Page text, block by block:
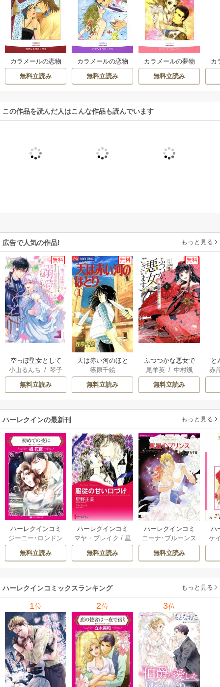
カラメールの恋物
語 Ⅲ プリンセスに
キスしたら
無料立読み
カラメールの恋物
語 Ⅰ 王様とマーメ
イド
無料立読み
カラメールの夢物
語 Ⅲ プリンスの宿
命
無料立読み
カ
この作品を読んだ人はこんな作品も読んでいます
広告で人気の作品! もっと見る
無料
空っぽ聖女として
捨てられたはず
が、嫁ぎ先の皇帝
陛下に溺愛されて
小山るんち /琴子
無料立読み
無料
天は赤い河のほと
り
篠原千絵
無料立読み
無料
ふつつかな悪女で
はございますが ～
雛宮蝶鼠とりかえ
伝～
尾羊英/ 中村颯
希
/ ゆき哉
無料立読み
と
赤
ハーレクインの最新刊 もっと見る
ハーレクインコミ
ックス セット 202
6年 vol.1064 1巻
ジーニー･ロンドン
/橘花夜/メアリ
ー･ライアンズ
ーガン/星合操/ア
ン･ウィール/ 津寺
里可子
無料立読み
ハーレクインコミ
ックス セット 202
6年 vol.1002 1巻
マヤ・ブレイク / 星
野正美/ヘレン･ブ
ルックス/のわきね
ウェイ/一重夕子
無料立読み
ハーレクインコミ
ックス セット 202
6年 vol.1063 1巻
ニーナ･ブルーンス
/おおつきちずる/
レベッカ･ヨーク
ーディ/海野みつる
サラ･ウッド/流
水凛子
無料立読み
ハ
ッ
ケ
/
ザ
ハーレクインコミックスランキング もっと見る
1位 2位 3位